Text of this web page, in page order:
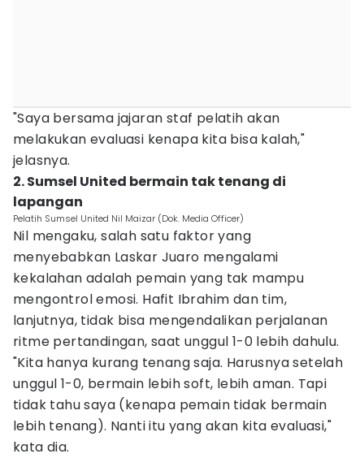
"Saya bersama jajaran staf pelatih akan
melakukan evaluasi kenapa kita bisa kalah,"
jelasnya.
2. Sumsel United bermain tak tenang di
lapangan
Pelatih Sumsel United Nil Maizar (Dok. Media Officer)
Nil mengaku, salah satu faktor yang
menyebabkan Laskar Juaro mengalami
kekalahan adalah pemain yang tak mampu
mengontrol emosi. Hafit Ibrahim dan tim,
lanjutnya, tidak bisa mengendalikan perjalanan
ritme pertandingan, saat unggul 1-0 lebih dahulu.
"Kita hanya kurang tenang saja. Harusnya setelah
unggul 1-0, bermain lebih soft, lebih aman. Tapi
tidak tahu saya (kenapa pemain tidak bermain
lebih tenang). Nanti itu yang akan kita evaluasi,"
kata dia.